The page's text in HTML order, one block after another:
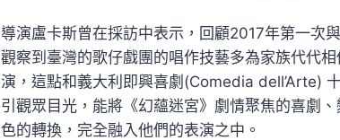
導演盧卡斯曾在採訪中表示，回顧2017年第一次
觀察到臺灣的歌仔戲團的唱作技藝多為家族代代
演，這點和義大利即興喜劇(Comedia dell’Arte)
引觀眾目光，能將《幻蘊迷宮》劇情聚焦的喜劇
色的轉換，完全融入他們的表演之中。